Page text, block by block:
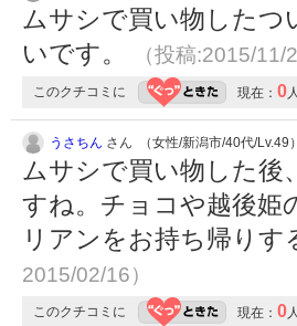
ムサシで買い物したつ
いです。
（投稿:2015/
このクチコミに 現在： 0 人
うさちん さん （女性/新潟市/40代/Lv.49）
ムサシで買い物した後
すね。チョコや越後姫
リアンをお持ち帰り
2015/02/16）
このクチコミに 現在： 0 人